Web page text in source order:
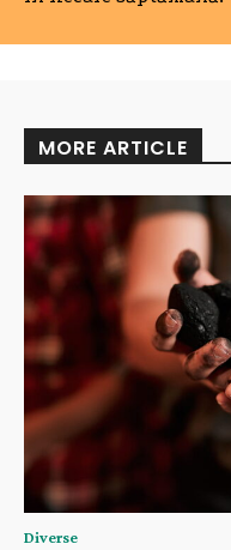
MORE ARTICLE
Diverse